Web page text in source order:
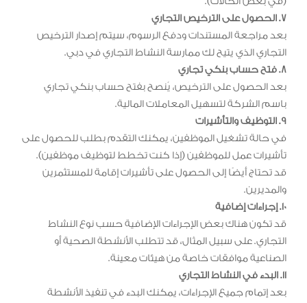
7. الحصول على الترخيص التجاري
بعد مراجعة المستندات ودفع الرسوم، سيتم إصدار الترخيص
التجاري الذي يتيح لك ممارسة النشاط التجاري في دبي.
8. فتح حساب بنكي تجاري
بعد الحصول على الترخيص، يُنصح بفتح حساب بنكي تجاري
باسم الشركة لتسهيل المعاملات المالية.
9. التوظيف والتأشيرات
في حالة تشغيل الموظفين، يمكنك التقدم بطلب للحصول على
تأشيرات عمل للموظفين (إذا كنت تخطط لتوظيف موظفين).
قد تحتاج أيضًا إلى الحصول على تأشيرات إقامة للمستثمرين
والمديرين.
10. إجراءات إضافية
قد تكون هناك بعض الإجراءات الإضافية حسب نوع النشاط
التجاري. على سبيل المثال، قد تتطلب الأنشطة الصحية أو
الصناعية موافقات خاصة من هيئات معينة.
11. البدء في النشاط التجاري
بعد إتمام جميع الإجراءات، يمكنك البدء في تنفيذ الأنشطة